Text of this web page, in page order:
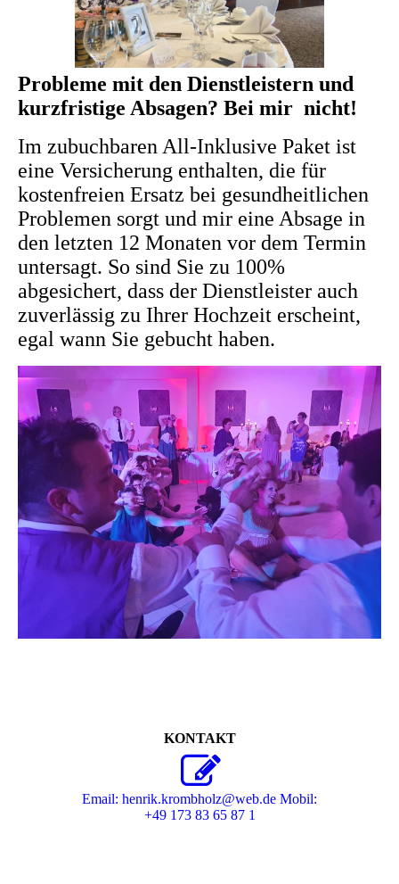
Probleme mit den Dienstleistern und
kurzfristige Absagen? Bei mir nicht!
Im zubuchbaren All-Inklusive Paket ist
eine Versicherung enthalten, die für
kostenfreien Ersatz bei gesundheitlichen
Problemen sorgt und mir eine Absage in
den letzten 12 Monaten vor dem Termin
untersagt. So sind Sie zu 100%
abgesichert, dass der Dienstleister auch
zuverlässig zu Ihrer Hochzeit erscheint,
egal wann Sie gebucht haben.
KONTAKT
Email: henrik.krombholz@web.de Mobil:
+49 173 83 65 87 1